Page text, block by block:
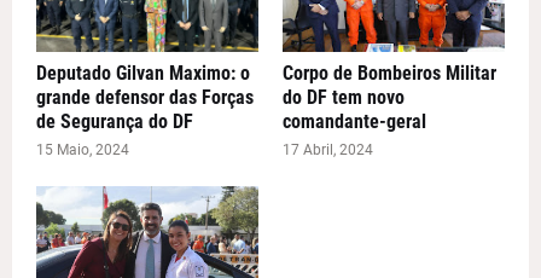
Deputado Gilvan Maximo: o
grande defensor das Forças
de Segurança do DF
15 Maio, 2024
Corpo de Bombeiros Militar
do DF tem novo
comandante-geral
17 Abril, 2024